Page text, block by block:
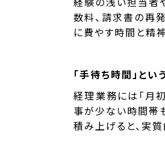
数料、請求書の再
に費やす時間と精
「手待ち時間」と
経理業務には「月
事が少ない時間帯
積み上げると、実